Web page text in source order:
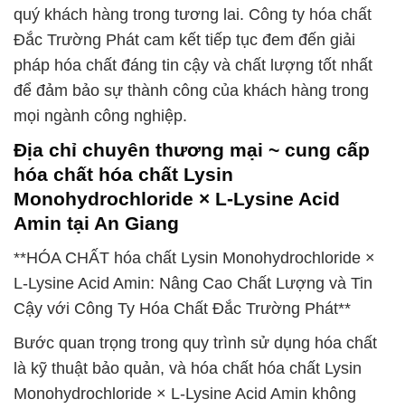
quý khách hàng trong tương lai. Công ty hóa chất
Đắc Trường Phát cam kết tiếp tục đem đến giải
pháp hóa chất đáng tin cậy và chất lượng tốt nhất
để đảm bảo sự thành công của khách hàng trong
mọi ngành công nghiệp.
Địa chỉ chuyên thương mại ~ cung cấp
hóa chất hóa chất Lysin
Monohydrochloride × L-Lysine Acid
Amin tại An Giang
**HÓA CHẤT hóa chất Lysin Monohydrochloride ×
L-Lysine Acid Amin: Nâng Cao Chất Lượng và Tin
Cậy với Công Ty Hóa Chất Đắc Trường Phát**
Bước quan trọng trong quy trình sử dụng hóa chất
là kỹ thuật bảo quản, và hóa chất hóa chất Lysin
Monohydrochloride × L-Lysine Acid Amin không